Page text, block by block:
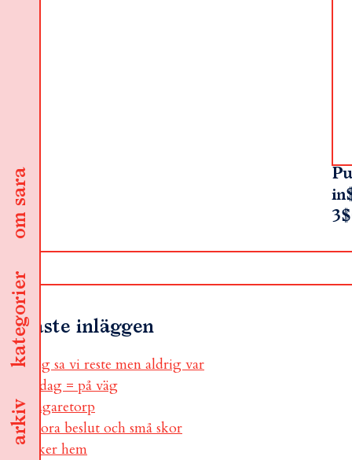
arkiv
kategorier
om sara
in
Senaste inläggen
jag sa vi reste men aldrig var
i dag = på väg
sågaretorp
stora beslut och små skor
åker hem